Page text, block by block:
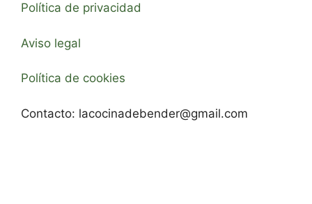
Política de privacidad
Aviso legal
Política de cookies
Contacto: lacocinadebender@gmail.com